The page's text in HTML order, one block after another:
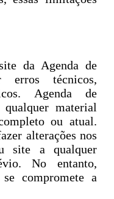
da Agenda de
erros técnicos,
Agenda de
qualquer material
ou atual.
alterações nos
site a qualquer
No entanto,
compromete a